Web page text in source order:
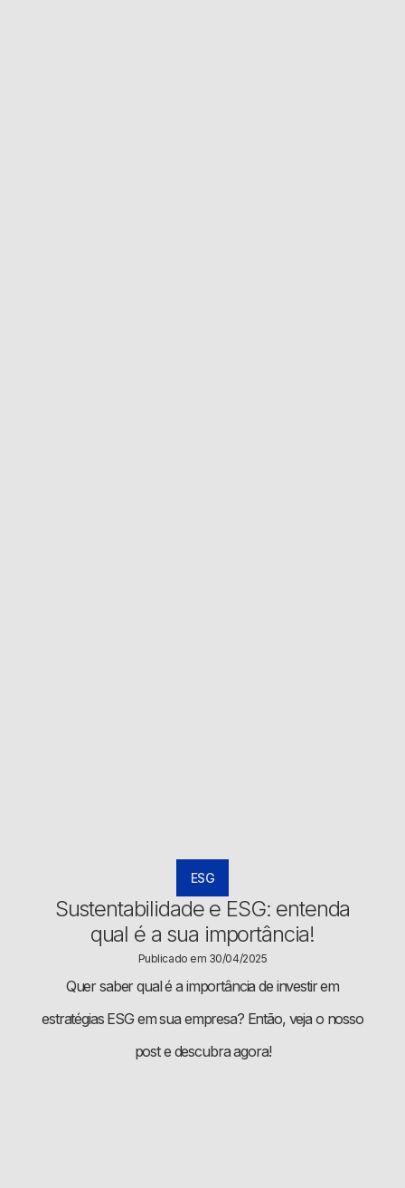
ESG
Sustentabilidade e ESG: entenda
qual é a sua importância!
Publicado em 30/04/2025
Quer saber qual é a importância de investir em
estratégias ESG em sua empresa? Então, veja o nosso
post e descubra agora!